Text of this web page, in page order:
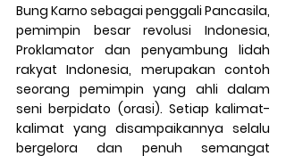
Bung Karno sebagai penggali Pancasila,
pemimpin besar revolusi Indonesia,
Proklamator dan penyambung lidah
rakyat Indonesia, merupakan contoh
seorang pemimpin yang ahli dalam
seni berpidato (orasi). Setiap kalimat-
kalimat yang disampaikannya selalu
bergelora dan penuh semangat